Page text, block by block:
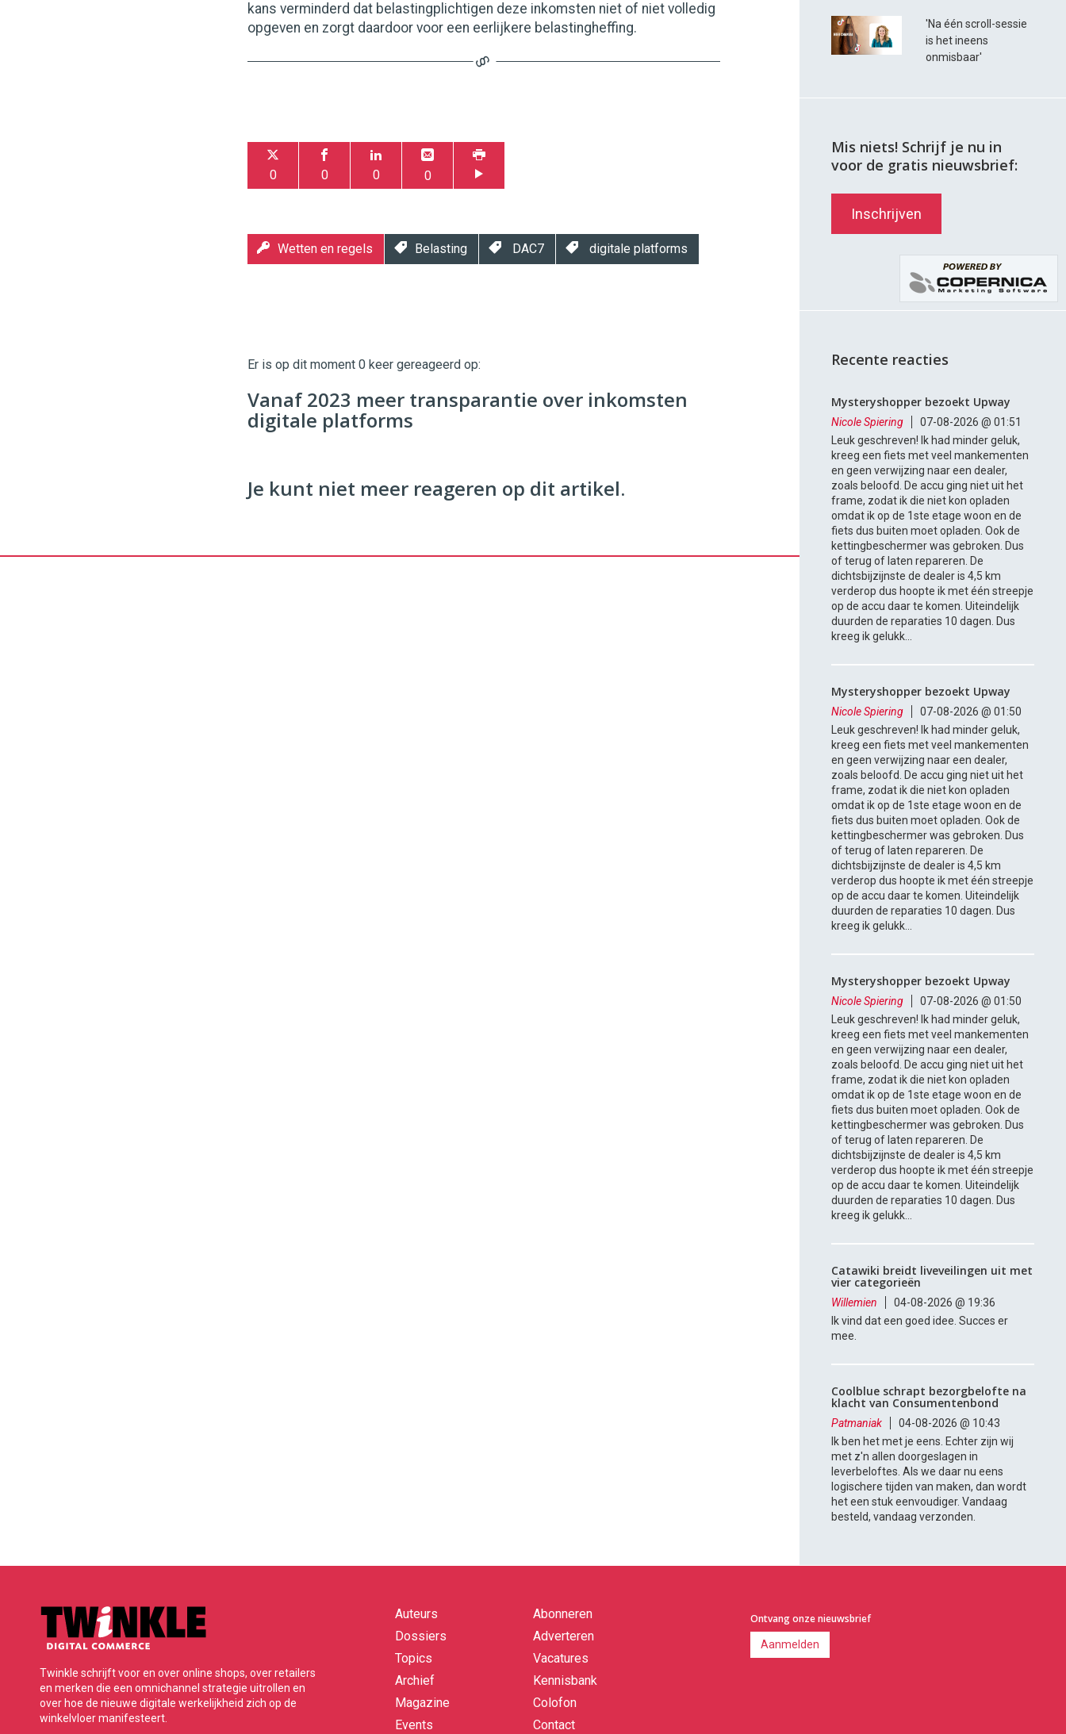
kans verminderd dat belastingplichtigen deze inkomsten niet of niet volledig
opgeven en zorgt daardoor voor een eerlijkere belastingheffing.
0 0 0 0
Wetten en regels Belasting DAC7 digitale platforms
Digital
9654
Er is op dit moment 0 keer gereageerd op:
Vanaf 2023 meer transparantie over inkomsten
digitale platforms
Je kunt niet meer reageren op dit artikel.
'Na één scroll-sessie
is het ineens
onmisbaar'
Mis niets! Schrijf je nu in
voor de gratis nieuwsbrief:
Inschrijven
Recente reacties
Mysteryshopper bezoekt Upway
Nicole Spiering
07-08-2026 @ 01:51
Leuk geschreven! Ik had minder geluk,
kreeg een fiets met veel mankementen
en geen verwijzing naar een dealer,
zoals beloofd. De accu ging niet uit het
frame, zodat ik die niet kon opladen
omdat ik op de 1ste etage woon en de
fiets dus buiten moet opladen. Ook de
kettingbeschermer was gebroken. Dus
of terug of laten repareren. De
dichtsbijzijnste de dealer is 4,5 km
verderop dus hoopte ik met één streepje
op de accu daar te komen. Uiteindelijk
duurden de reparaties 10 dagen. Dus
kreeg ik gelukk...
Mysteryshopper bezoekt Upway
Nicole Spiering
07-08-2026 @ 01:50
Leuk geschreven! Ik had minder geluk,
kreeg een fiets met veel mankementen
en geen verwijzing naar een dealer,
zoals beloofd. De accu ging niet uit het
frame, zodat ik die niet kon opladen
omdat ik op de 1ste etage woon en de
fiets dus buiten moet opladen. Ook de
kettingbeschermer was gebroken. Dus
of terug of laten repareren. De
dichtsbijzijnste de dealer is 4,5 km
verderop dus hoopte ik met één streepje
op de accu daar te komen. Uiteindelijk
duurden de reparaties 10 dagen. Dus
kreeg ik gelukk...
Mysteryshopper bezoekt Upway
Nicole Spiering
07-08-2026 @ 01:50
Leuk geschreven! Ik had minder geluk,
kreeg een fiets met veel mankementen
en geen verwijzing naar een dealer,
zoals beloofd. De accu ging niet uit het
frame, zodat ik die niet kon opladen
omdat ik op de 1ste etage woon en de
fiets dus buiten moet opladen. Ook de
kettingbeschermer was gebroken. Dus
of terug of laten repareren. De
dichtsbijzijnste de dealer is 4,5 km
verderop dus hoopte ik met één streepje
op de accu daar te komen. Uiteindelijk
duurden de reparaties 10 dagen. Dus
kreeg ik gelukk...
Catawiki breidt liveveilingen uit met
vier categorieën
Willemien
04-08-2026 @ 19:36
Ik vind dat een goed idee. Succes er
mee.
Coolblue schrapt bezorgbelofte na
klacht van Consumentenbond
Patmaniak
04-08-2026 @ 10:43
Ik ben het met je eens. Echter zijn wij
met z'n allen doorgeslagen in
leverbeloftes. Als we daar nu eens
logischere tijden van maken, dan wordt
het een stuk eenvoudiger. Vandaag
besteld, vandaag verzonden.
Twinkle schrijft voor en over online shops, over retailers
en merken die een omnichannel strategie uitrollen en
over hoe de nieuwe digitale werkelijkheid zich op de
winkelvloer manifesteert.
Quick
links
Auteurs
Dossiers
Topics
Archief
Magazine
Events
Abonneren
Adverteren
Vacatures
Kennisbank
Colofon
Contact
Ontvang onze nieuwsbrief
Aanmelden